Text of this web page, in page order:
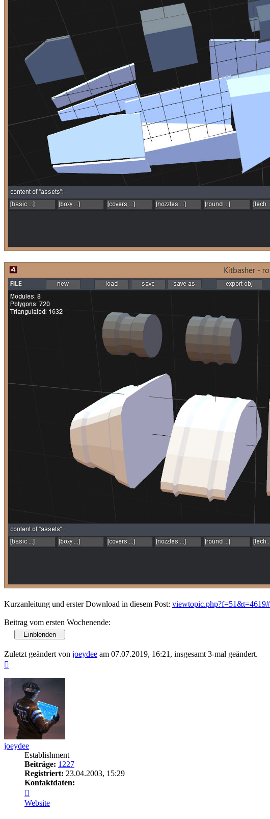
Kurzanleitung und erster Download in diesem Post:
Beitrag vom ersten Wochenende:
Zuletzt geändert von joeydee am 07.07.2019, 16:21, insgesamt 3-mal geändert.
joeydee
Establishment
Beiträge: 1227
Registriert: 23.04.2003, 15:29
Kontaktdaten:
von
joeydee
Website